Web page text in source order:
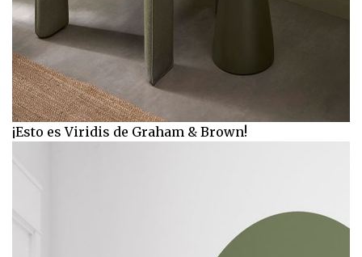
¡Esto es Viridis de Graham & Brown!